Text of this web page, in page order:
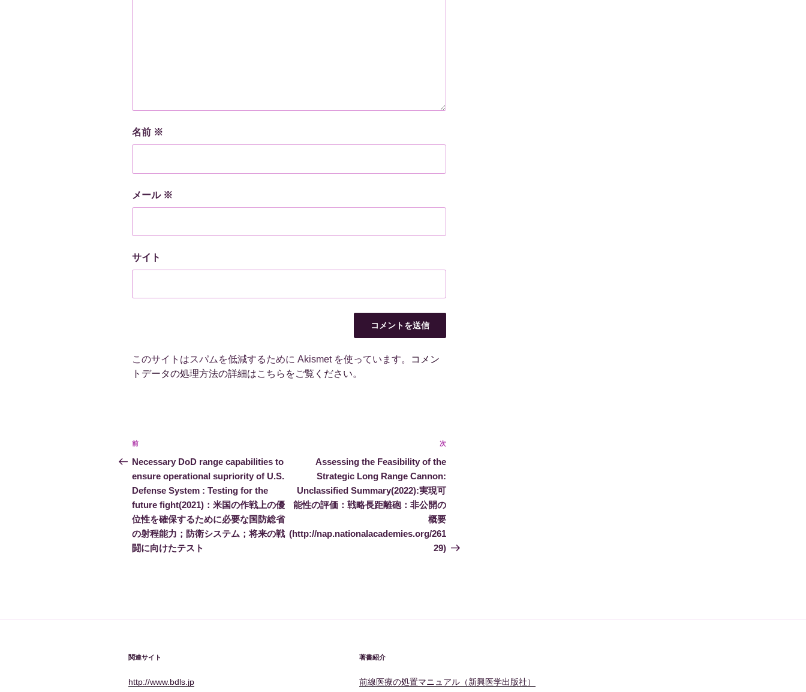
名前 ※
メール ※
サイト
このサイトはスパムを低減するために Akismet を使っています。
コメン
トデータの処理方法の詳細はこちらをご覧ください。
投
稿
ナ
ビ
ゲ
ー
前
の
投
稿
前
Necessary DoD range capabilities to
ensure operational supriority of U.S.
Defense System : Testing for the
future fight(2021)：米国の作戦上の優
位性を確保するために必要な国防総省
の射程能力；防衛システム；将来の戦
闘に向けたテスト
次
の
稿
次
Assessing the Feasibility of the
Strategic Long Range Cannon:
Unclassified Summary(2022):実現可
能性の評価：戦略長距離砲：非公開の
概要
(http://nap.nationalacademies.org/261
29)
関連サイト
http://www.bdls.jp
著書紹介
前線医療の処置マニュアル（新興医学出版社）